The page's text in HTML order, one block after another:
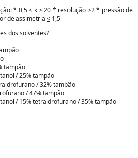
* 0,5< k>20 * resolução >2 * pressão de
de assimetria < 1,5
dos solventes?
tampão
/ 25% tampão
/ 32% tampão
/ 47% tampão
/ 15% tetraidrofurano / 35% tampão